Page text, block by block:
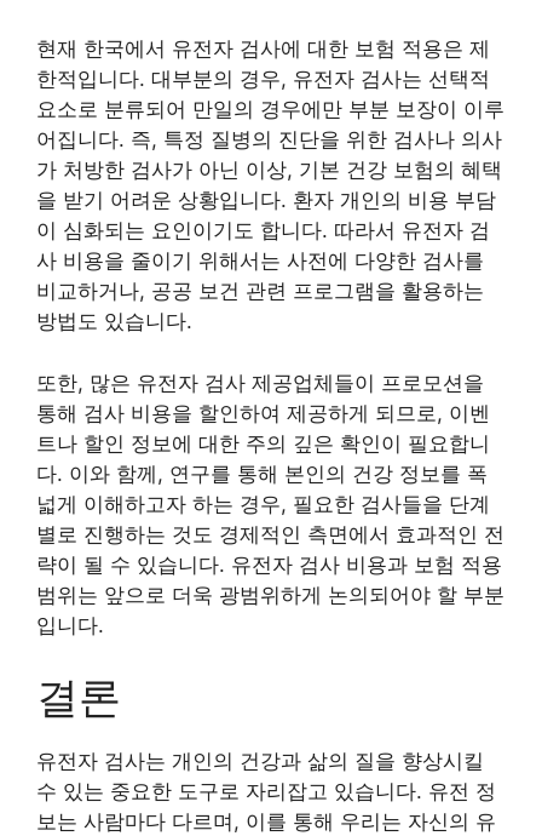
현재 한국에서 유전자 검사에 대한 보험 적용은 제
한적입니다. 대부분의 경우, 유전자 검사는 선택적
요소로 분류되어 만일의 경우에만 부분 보장이 이루
어집니다. 즉, 특정 질병의 진단을 위한 검사나 의사
가 처방한 검사가 아닌 이상, 기본 건강 보험의 혜택
을 받기 어려운 상황입니다. 환자 개인의 비용 부담
이 심화되는 요인이기도 합니다. 따라서 유전자 검
사 비용을 줄이기 위해서는 사전에 다양한 검사를
비교하거나, 공공 보건 관련 프로그램을 활용하는
방법도 있습니다.
또한, 많은 유전자 검사 제공업체들이 프로모션을
통해 검사 비용을 할인하여 제공하게 되므로, 이벤
트나 할인 정보에 대한 주의 깊은 확인이 필요합니
다. 이와 함께, 연구를 통해 본인의 건강 정보를 폭
넓게 이해하고자 하는 경우, 필요한 검사들을 단계
별로 진행하는 것도 경제적인 측면에서 효과적인 전
략이 될 수 있습니다. 유전자 검사 비용과 보험 적용
범위는 앞으로 더욱 광범위하게 논의되어야 할 부분
입니다.
결론
유전자 검사는 개인의 건강과 삶의 질을 향상시킬
수 있는 중요한 도구로 자리잡고 있습니다. 유전 정
보는 사람마다 다르며, 이를 통해 우리는 자신의 유